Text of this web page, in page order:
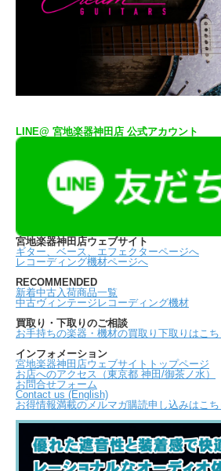
LINE@ 宮地楽器神田店 公式アカウント
宮地楽器神田店ウェブサイト
ギター、ベース、エフェクターページへ
レコーディング機材ページへ
RECOMMENDED
新着中古入荷商品一覧
中古ヴィンテージレコーディング機材
買取り・下取りのご相談
お手持ちの楽器・機材の買取り下取りはこち
インフォメーション
宮地楽器神田店ウェブサイトトップページ
お店へのアクセス（東京都 神田/御茶ノ水）
お問合せフォーム
Contact us (English)
お得情報満載のメルマガ購読申し込みはこち